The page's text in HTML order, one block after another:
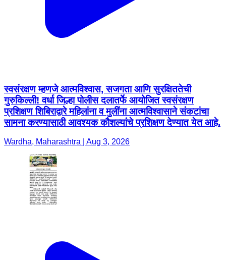
स्वसंरक्षण म्हणजे आत्मविश्वास, सजगता आणि सुरक्षिततेची
गुरुकिल्ली! वर्धा जिल्हा पोलीस दलातर्फे आयोजित स्वसंरक्षण
प्रशिक्षण शिबिराद्वारे महिलांना व मुलींना आत्मविश्वासाने संकटांचा
सामना करण्यासाठी आवश्यक कौशल्यांचे प्रशिक्षण देण्यात येत आहे.
Wardha, Maharashtra | Aug 3, 2026